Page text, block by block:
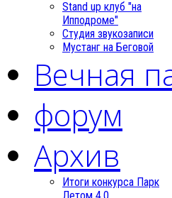
Stand up клуб "на
Ипподроме"
Студия звукозаписи
Мустанг на Беговой
Вечная
форум
Архив
Итоги конкурса Парк